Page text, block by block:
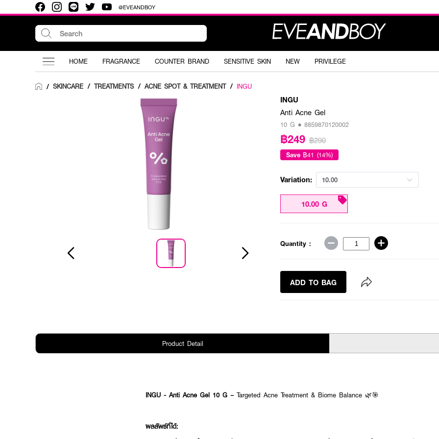
@EVEANDBOY
HOME FRAGRANCE COUNTER BRAND SENSITIVE SKIN NEW PRIVILEGE
/ SKINCARE / TREATMENTS / ACNE SPOT & TREATMENT / INGU
INGU
Anti Acne Gel
10 G • 8859870120002
฿249 ฿290
Save ฿41 (14%)
Variation: 10.00
10.00 G
Quantity :
ADD TO BAG
Product Detail
INGU - Anti Acne Gel 10 G – Targeted Acne Treatment & Biome Balance 🌿🎯
ผลลัพธ์ที่ได้: